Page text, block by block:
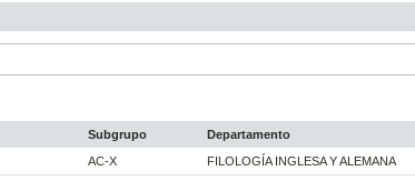
Subgrupo Departamento
AC-X FILOLOGÍA INGLESA Y ALEMANA